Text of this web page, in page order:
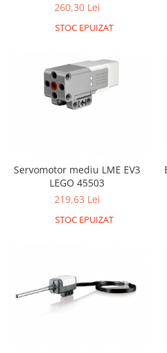
260,30 Lei
STOC EPUIZAT
Servomotor mediu LME EV3
LEGO 45503
219,63 Lei
STOC EPUIZAT